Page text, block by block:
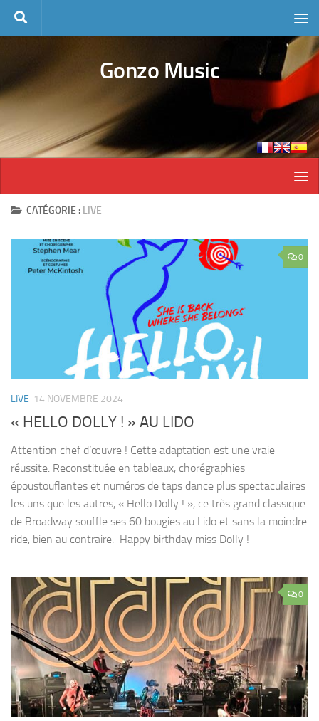
Skip to content
Gonzo Music
CATÉGORIE : LIVE
0
LIVE 14 NOVEMBRE 2024
« HELLO DOLLY ! » AU LIDO
Attention chef d’œuvre ! Cette adaptation est une vraie
réussite. Reconstituée en tableaux, chorégraphies
époustouflantes et numéros de taps dance plus spectaculaires
les uns que les autres, « Hello Dolly ! », ce très grand classique
de Broadway souffle ses 60 bougies au Lido et sans la moindre
ride, bien au contraire. Happy birthday miss Dolly !
0